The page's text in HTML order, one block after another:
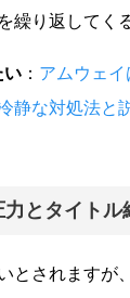
繰り返してく
い： アムウェイ
静な対処法と
とタイトル
とされますが